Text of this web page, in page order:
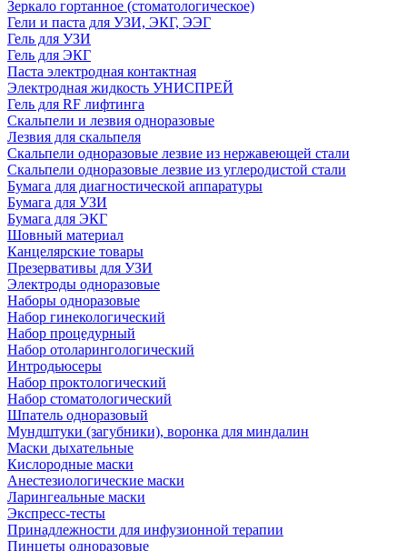
Зеркало гортанное (стоматологическое)
Гели и паста для УЗИ, ЭКГ, ЭЭГ
Гель для УЗИ
Гель для ЭКГ
Паста электродная контактная
Электродная жидкость УНИСПРЕЙ
Гель для RF лифтинга
Скальпели и лезвия одноразовые
Лезвия для скальпеля
Скальпели одноразовые лезвие из нержавеющей стали
Скальпели одноразовые лезвие из углеродистой стали
Бумага для диагностической аппаратуры
Бумага для УЗИ
Бумага для ЭКГ
Шовный материал
Канцелярские товары
Презервативы для УЗИ
Электроды одноразовые
Наборы одноразовые
Набор гинекологический
Набор процедурный
Набор отоларингологический
Интродьюсеры
Набор проктологический
Набор стоматологический
Шпатель одноразовый
Мундштуки (загубники), воронка для миндалин
Маски дыхательные
Кислородные маски
Анестезиологические маски
Ларингеальные маски
Экспресс-тесты
Принадлежности для инфузионной терапии
Пинцеты одноразовые